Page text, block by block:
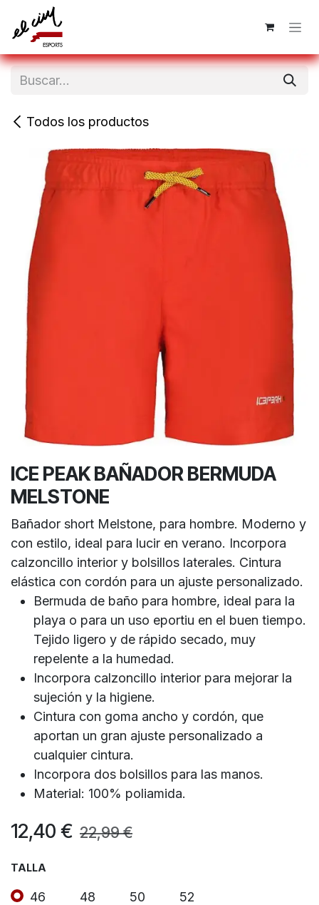
Ir al contenido
Todos los productos
ICE PEAK BAÑADOR BERMUDA
MELSTONE
Bañador short Melstone, para hombre. Moderno y
con estilo, ideal para lucir en verano. Incorpora
calzoncillo interior y bolsillos laterales. Cintura
elástica con cordón para un ajuste personalizado.
Bermuda de baño para hombre, ideal para la
playa o para un uso eportiu en el buen tiempo.
Tejido ligero y de rápido secado, muy
repelente a la humedad.
Incorpora calzoncillo interior para mejorar la
sujeción y la higiene.
Cintura con goma ancho y cordón, que
aportan un gran ajuste personalizado a
cualquier cintura.
Incorpora dos bolsillos para las manos.
Material: 100% poliamida.
12,40 € 22,99€
TALLA
46 48 50 52